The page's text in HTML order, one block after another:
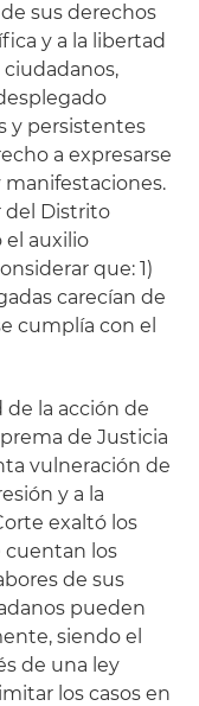
sus derechos
y a la libertad
y persistentes
a expresarse
del Distrito
el auxilio
que: 1)
carecían de
cumplía con el
la acción de
de Justicia
vulneración de
y a la
exaltó los
cuentan los
de sus
pueden
siendo el
de una ley
los casos en